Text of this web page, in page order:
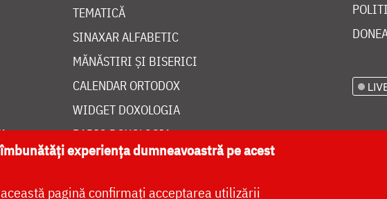
TEMATICĂ
SINAXAR ALFABETIC
MĂNĂSTIRI ȘI BISERICI
CALENDAR ORTODOX
WIDGET DOXOLOGIA
RADIO DOXOLOGIA
experiența dumneavoastră pe acest
pagină confirmați acceptarea utilizării